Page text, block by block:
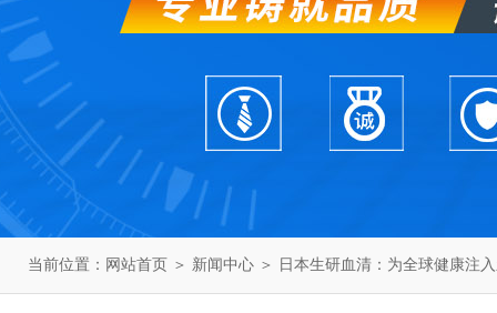
当前位置： 网站首页 ＞ 新闻中心 ＞ 日本生研血清：为全球健康注